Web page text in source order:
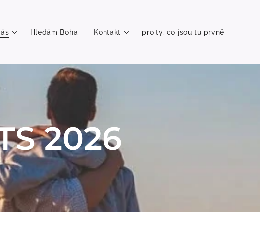
Hledám Boha Kontakt pro ty, co jsou tu prvně
2026